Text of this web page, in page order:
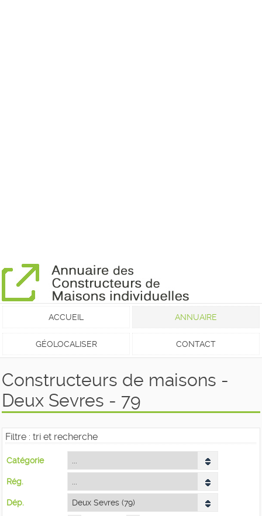
ACCUEIL ANNUAIRE
GÉOLOCALISER CONTACT
Constructeurs de maisons -
Deux Sevres - 79
Filtre : tri et recherche
Catégorie
Rég.
Dép.